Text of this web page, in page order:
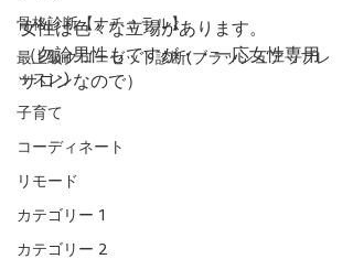
骨格診断【ナチュラル】
最上級クローゼット診断(ブラッシュアップレ
ッスン)
子育て
コーディネート
リモード
カテゴリー 1
カテゴリー 2
女性は色々な立場があります。
（勿論男性もですが・・一応女性専用
サロンなので）